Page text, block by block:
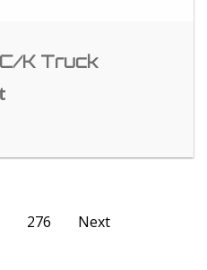
K Truck
276 Next